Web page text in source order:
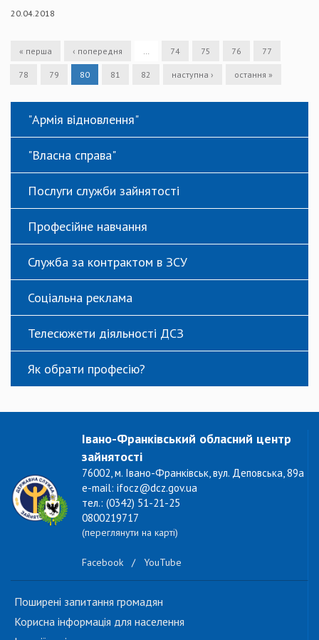
20.04.2018
« перша ‹ попередня … 74 75 76 77
78 79 80 81 82 наступна › остання »
"Армія відновлення"
"Власна справа"
Послуги служби зайнятості
Професійне навчання
Служба за контрактом в ЗСУ
Соціальна реклама
Телесюжети діяльності ДСЗ
Як обрати професію?
Івано-Франківський обласний центр
зайнятості
76002, м. Івано-Франківськ, вул. Деповська, 89а
e-mail: ifocz@dcz.gov.ua
тел.: (0342) 51-21-25
0800219717
(переглянути на карті)
Facebook / YouTube
Поширені запитання громадян
Корисна інформація для населення